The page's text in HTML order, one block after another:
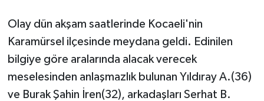
Olay dün akşam saatlerinde Kocaeli'nin
Karamürsel ilçesinde meydana geldi. Edinilen
bilgiye göre aralarında alacak verecek
meselesinden anlaşmazlık bulunan Yıldıray A.(36)
ve Burak Şahin İren(32), arkadaşları Serhat B.